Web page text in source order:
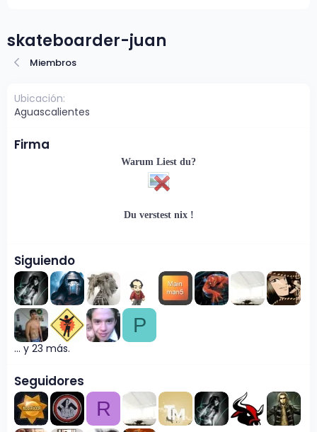
skateboarder-juan
Miembros
Ubicación
Aguascalientes
Firma
Warum Liest du?
Du verstest nix !
Siguiendo
P
... y 23 más.
Seguidores
R